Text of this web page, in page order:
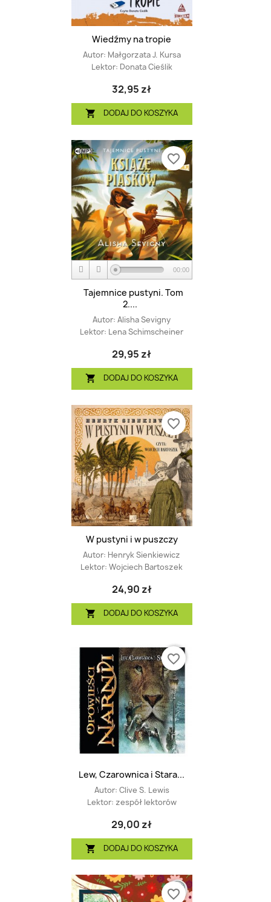
Wiedźmy na tropie
Autor: Małgorzata J. Kursa
Lektor: Donata Cieślik
32,95 zł
 DODAJ DO KOSZYKA
00:00
Tajemnice pustyni. Tom
2....
Autor: Alisha Sevigny
Lektor: Lena Schimscheiner
29,95 zł
 DODAJ DO KOSZYKA
favorite_border
W pustyni i w puszczy
Autor: Henryk Sienkiewicz
Lektor: Wojciech Bartoszek
24,90 zł
 DODAJ DO KOSZYKA
favorite_border
Lew, Czarownica i Stara...
Autor: Clive S. Lewis
Lektor: zespół lektorów
29,00 zł
 DODAJ DO KOSZYKA
favorite_border
favorite_border